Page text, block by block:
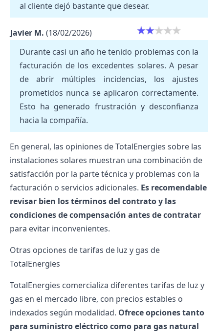
al cliente dejó bastante que desear.
Javier M. (18/02/2026)
Durante casi un año he tenido problemas con la
facturación de los excedentes solares. A pesar
de abrir múltiples incidencias, los ajustes
prometidos nunca se aplicaron correctamente.
Esto ha generado frustración y desconfianza
hacia la compañía.
En general, las opiniones de TotalEnergies sobre las
instalaciones solares muestran una combinación de
satisfacción por la parte técnica y problemas con la
facturación o servicios adicionales. Es recomendable
revisar bien los términos del contrato y las
condiciones de compensación antes de contratar
para evitar inconvenientes.
Otras opciones de tarifas de luz y gas de
TotalEnergies
TotalEnergies comercializa diferentes tarifas de luz y
gas en el mercado libre, con precios estables o
indexados según modalidad. Ofrece opciones tanto
para suministro eléctrico como para gas natural